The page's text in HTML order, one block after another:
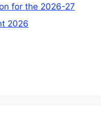
for the 2026-27
2026